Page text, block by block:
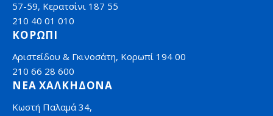
57-59, Κερατσίνι 187 55
210 40 01 010
ΚΟΡΩΠΙ
Αριστείδου & Γκινοσάτη, Κορωπί 194 00
210 66 28 600
ΝΕΑ ΧΑΛΚΗΔΟΝΑ
Κωστή Παλαμά 34,